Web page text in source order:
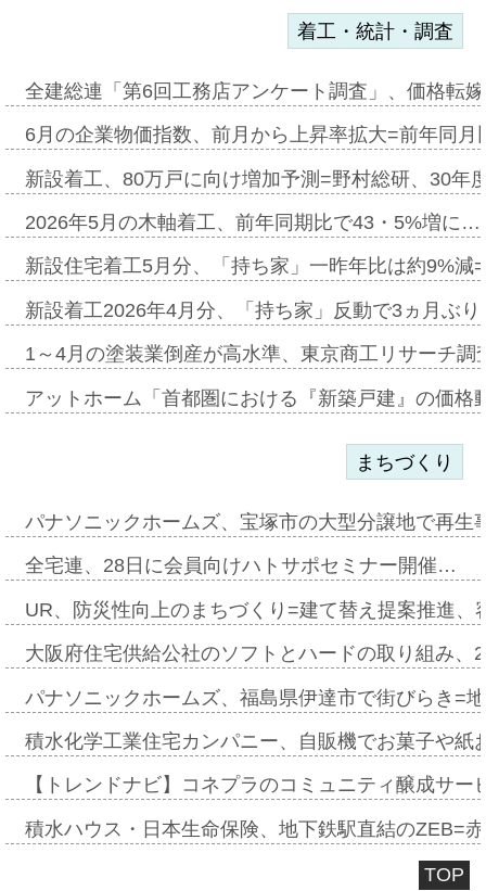
着工・統計・調査
全建総連「第6回工務店アンケート調査」、価格転
6月の企業物価指数、前月から上昇率拡大=前年同
新設着工、80万戸に向け増加予測=野村総研、30年
2026年5月の木軸着工、前年同期比で43・5%増に…
新設住宅着工5月分、「持ち家」一昨年比は約9%
新設着工2026年4月分、「持ち家」反動で3ヵ月ぶ
1～4月の塗装業倒産が高水準、東京商工リサーチ
アットホーム「首都圏における『新築戸建』の価
まちづくり
パナソニックホームズ、宝塚市の大型分譲地で再
全宅連、28日に会員向けハトサポセミナー開催…
UR、防災性向上のまちづくり=建て替え提案推進
大阪府住宅供給公社のソフトとハードの取り組み
パナソニックホームズ、福島県伊達市で街びらき=
積水化学工業住宅カンパニー、自販機でお菓子や
【トレンドナビ】コネプラのコミュニティ醸成サ
積水ハウス・日本生命保険、地下鉄駅直結のZEB=
TOP